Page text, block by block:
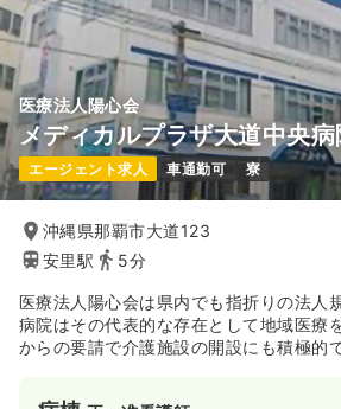
医療法人陽心会
メディカルプラザ大道中央病
エージェント求人 車通勤可 寮
沖縄県那覇市大道123
安里駅
5分
医療法人陽心会は県内でも指折りの法人
病院はその代表的な存在として地域医療
からの要請で介護施設の開設にも積極的